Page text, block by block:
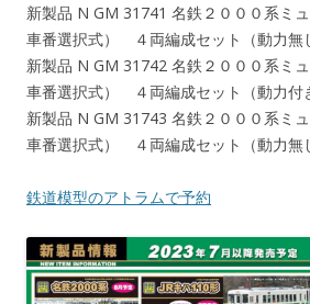
新製品 N GM 31741 名鉄２０００系ミ
車番選択式） ４両編成セット（動力無
新製品 N GM 31742 名鉄２０００系ミ
車番選択式） ４両編成セット（動力付
新製品 N GM 31743 名鉄２０００系ミ
車番選択式） ４両編成セット（動力無
鉄道模型のアトラムで予約